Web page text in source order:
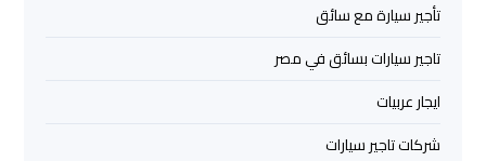
تأجير سيارة مع سائق
تاجير سيارات بسائق في مصر
ايجار عربيات
شركات تاجير سيارات
مرسي
مطروح
ليموزين